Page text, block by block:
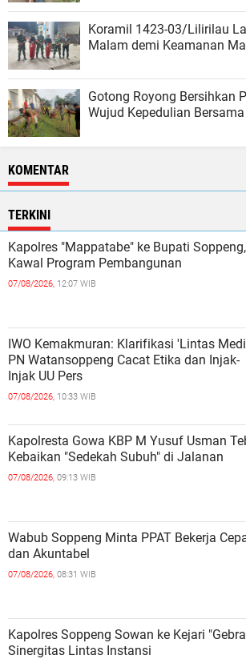
Koramil 1423-03/Lilirilau
Malam demi Keamanan
Gotong Royong Bersihkan
Wujud Kepedulian Bersama
KOMENTAR
TERKINI
Kapolres "Mappatabe" ke Bupati Soppeng,
Kawal Program Pembangunan ‎ ‎
07/08/2026, 12:07 WIB
IWO Kemakmuran: Klarifikasi 'Lintas
PN Watansoppeng Cacat Etika dan Injak-
Injak UU Pers
07/08/2026, 10:33 WIB
Kapolresta Gowa KBP M Yusuf Usman
Kebaikan "Sedekah Subuh" di Jalanan ‎
07/08/2026, 09:13 WIB
Wabub Soppeng Minta PPAT Bekerja
dan Akuntabel ‎
07/08/2026, 08:31 WIB
Kapolres Soppeng Sowan ke Kejari
Sinergitas Lintas Instansi ‎